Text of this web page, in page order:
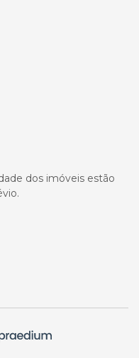
dos imóveis estão